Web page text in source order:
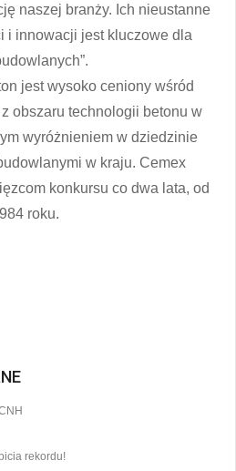
naszej branży. Ich nieustanne
i innowacji jest kluczowe dla
jest wysoko ceniony wśród
obszaru technologii betonu w
wyróżnieniem w dziedzinie
w kraju. Cemex
konkursu co dwa lata, od
roku.
rekordu!